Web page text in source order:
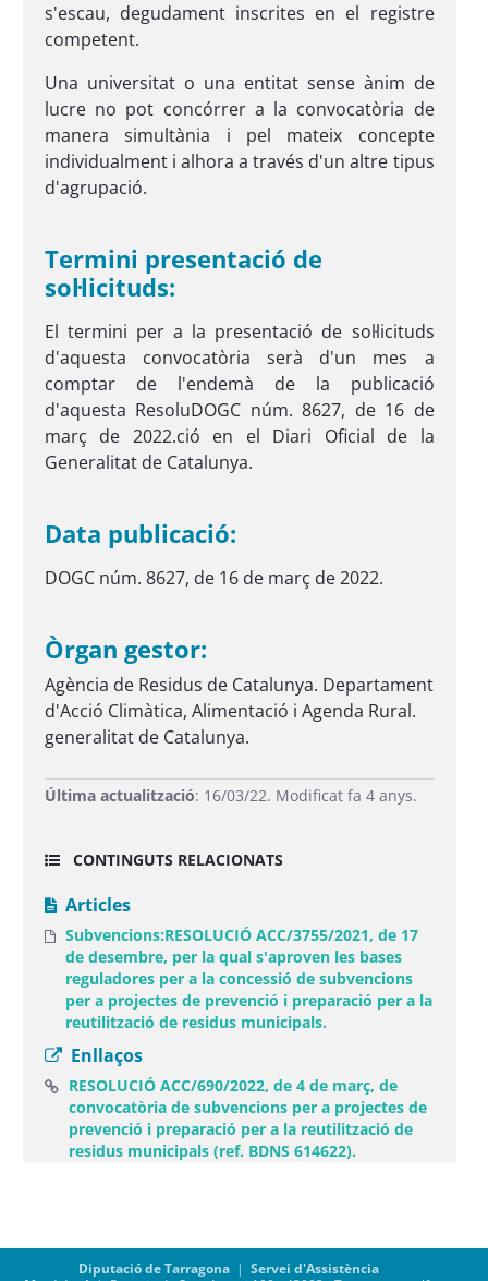
s'escau, degudament inscrites en el registre
competent.
Una universitat o una entitat sense ànim de
lucre no pot concórrer a la convocatòria de
manera simultània i pel mateix concepte
individualment i alhora a través d'un altre tipus
d'agrupació.
Termini presentació de
sol·licituds:
El termini per a la presentació de sol·licituds
d'aquesta convocatòria serà d'un mes a
comptar de l'endemà de la publicació
d'aquesta ResoluDOGC núm. 8627, de 16 de
març de 2022.ció en el Diari Oficial de la
Generalitat de Catalunya.
Data publicació:
DOGC núm. 8627, de 16 de març de 2022.
Òrgan gestor:
Agència de Residus de Catalunya. Departament
d'Acció Climàtica, Alimentació i Agenda Rural.
generalitat de Catalunya.
Última actualització: 16/03/22. Modificat fa 4 anys.
CONTINGUTS RELACIONATS
Articles
Subvencions:RESOLUCIÓ ACC/3755/2021, de 17
de desembre, per la qual s'aproven les bases
reguladores per a la concessió de subvencions
per a projectes de prevenció i preparació per a la
reutilització de residus municipals.
Enllaços
RESOLUCIÓ ACC/690/2022, de 4 de març, de
convocatòria de subvencions per a projectes de
prevenció i preparació per a la reutilització de
residus municipals (ref. BDNS 614622).(Obre una
Diputació de Tarragona| Servei d'Assistència